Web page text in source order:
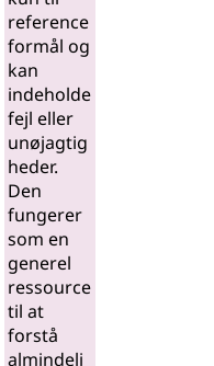
reference
formål og
kan
indeholde
fejl eller
unøjagtig
heder.
Den
fungerer
som en
generel
ressource
til at
forstå
almindeli